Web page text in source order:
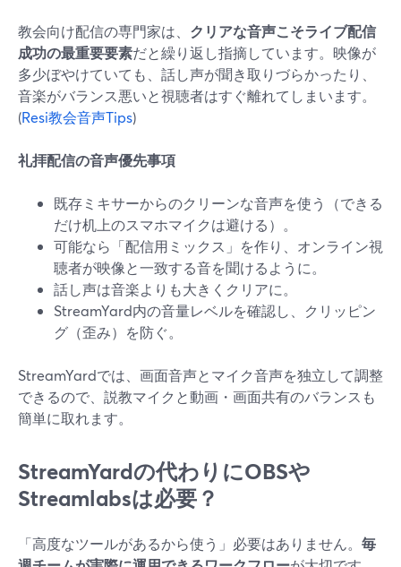
教会向け配信の専門家は、 クリアな音声こそライブ配信
成功の最重要要素だと繰り返し指摘しています。映像が
多少ぼやけていても、話し声が聞き取りづらかったり、
音楽がバランス悪いと視聴者はすぐ離れてしまいます。
(Resi教会音声Tips)
礼拝配信の音声優先事項
既存ミキサーからのクリーンな音声を使う（できる
だけ机上のスマホマイクは避ける）。
可能なら「配信用ミックス」を作り、オンライン視
聴者が映像と一致する音を聞けるように。
話し声は音楽よりも大きくクリアに。
StreamYard内の音量レベルを確認し、クリッピン
グ（歪み）を防ぐ。
StreamYardでは、画面音声とマイク音声を独立して調整
できるので、説教マイクと動画・画面共有のバランスも
簡単に取れます。
StreamYardの代わりにOBSや
Streamlabsは必要？
「高度なツールがあるから使う」必要はありません。 毎